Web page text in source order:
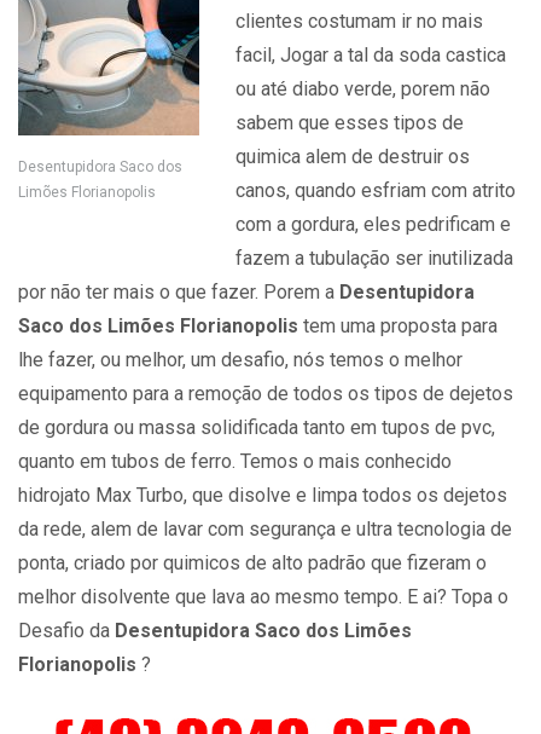
Desentupidora Saco dos
Limões Florianopolis
clientes costumam ir no mais
facil, Jogar a tal da soda castica
ou até diabo verde, porem não
sabem que esses tipos de
quimica alem de destruir os
canos, quando esfriam com atrito
com a gordura, eles pedrificam e
fazem a tubulação ser inutilizada
por não ter mais o que fazer. Porem a Desentupidora
Saco dos Limões Florianopolis tem uma proposta para
lhe fazer, ou melhor, um desafio, nós temos o melhor
equipamento para a remoção de todos os tipos de dejetos
de gordura ou massa solidificada tanto em tupos de pvc,
quanto em tubos de ferro. Temos o mais conhecido
hidrojato Max Turbo, que disolve e limpa todos os dejetos
da rede, alem de lavar com segurança e ultra tecnologia de
ponta, criado por quimicos de alto padrão que fizeram o
melhor disolvente que lava ao mesmo tempo. E ai? Topa o
Desafio da Desentupidora Saco dos Limões
Florianopolis ?